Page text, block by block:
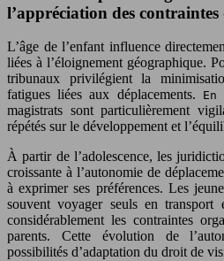
l’appréciation des contraintes
L’âge de l’enfant influence
liées à l’éloignement géographique.
tribunaux privilégient la
fatigues liées aux déplacements.
magistrats sont particulièrement
répétés sur le développement et
À partir de l’adolescence, les
croissante à l’autonomie de
à exprimer ses préférences. Les
souvent voyager seuls en
considérablement les contraintes
parents. Cette évolution de
possibilités d’adaptation du droit de